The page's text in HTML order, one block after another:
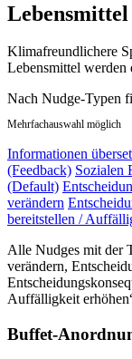
Lebensmittel
Klimafreundlichere
Lebensmittel werden
Nach Nudge-Typen
Mehrfachauswahl möglich
Informationen
(Feedback) Sozialen
(Default)
verändern
bereitstellen /
Alle Nudges mit der
verändern,
Auffälligkeit
Buffet-